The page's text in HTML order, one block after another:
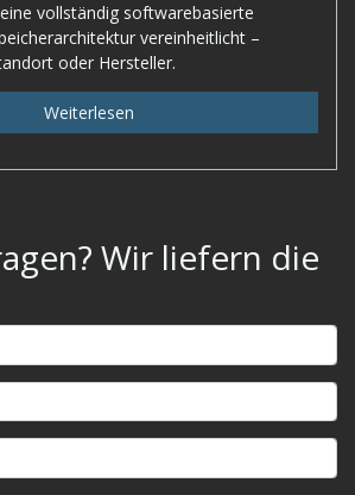
vollständig softwarebasierte
vereinheitlicht –
oder Hersteller.
Weiterlesen
Wir liefern die